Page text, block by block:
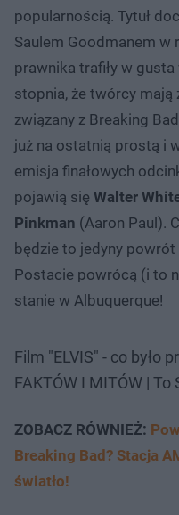
popularnością. Tytuł
Saulem Goodmanem w
prawnika trafiły w
stopnia, że twórcy mają
związany z Breaking
już na ostatnią prostą i
emisja finałowych
pojawią się Walter
Pinkman (Aaron Paul).
będzie to jedyny
Postacie powrócą (i to
stanie w Albuquerque!
Film "ELVIS" - co było
FAKTÓW I MITÓW | To
ZOBACZ RÓWNIEŻ:
Breaking Bad? Stacja
światło!